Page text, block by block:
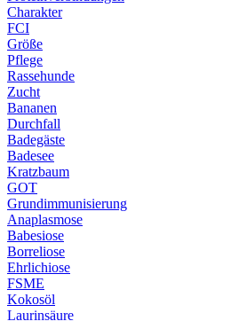
Charakter
FCI
Größe
Pflege
Rassehunde
Zucht
Bananen
Durchfall
Badegäste
Badesee
Kratzbaum
GOT
Grundimmunisierung
Anaplasmose
Babesiose
Borreliose
Ehrlichiose
FSME
Kokosöl
Laurinsäure